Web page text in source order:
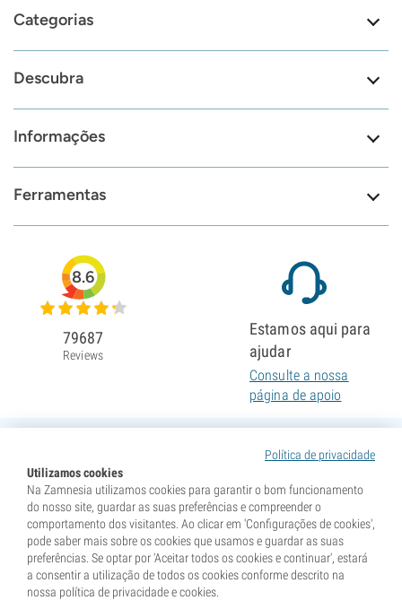
Categorias
Descubra
Informações
Ferramentas
Política de privacidade
Utilizamos cookies
Na Zamnesia utilizamos cookies para garantir o bom funcionamento
do nosso site, guardar as suas preferências e compreender o
comportamento dos visitantes. Ao clicar em 'Configurações de cookies',
pode saber mais sobre os cookies que usamos e guardar as suas
preferências. Se optar por 'Aceitar todos os cookies e continuar', estará
a consentir a utilização de todos os cookies conforme descrito na
nossa política de privacidade e cookies.
8.6
79687
Reviews
Estamos aqui para
ajudar
Consulte a nossa
página de apoio